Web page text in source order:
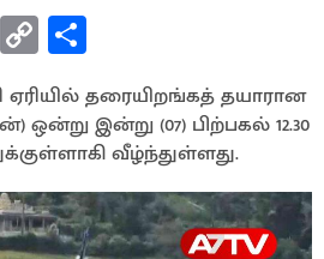
Vi C
o
py
Li
n
k
ar
e
ஏரியில் தரையிறங்கத் தயாரான
ஒன்று இன்று (07) பிற்பகல் 12.30
வீழ்ந்துள்ளது.